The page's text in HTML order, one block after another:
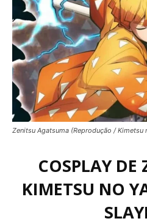
Zenitsu Agatsuma (Reprodução / Kimetsu
COSPLAY DE
KIMETSU NO